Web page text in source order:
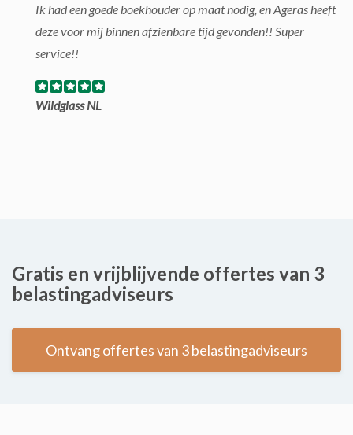
Ik had een goede boekhouder op maat nodig, en Ageras heeft
deze voor mij binnen afzienbare tijd gevonden!! Super
service!!
Wildglass NL
Gratis en vrijblijvende offertes van 3
belastingadviseurs
Ontvang offertes van 3 belastingadviseurs